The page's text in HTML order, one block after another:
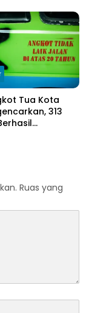
Bogor
Tua Kota
313
Ruas yang